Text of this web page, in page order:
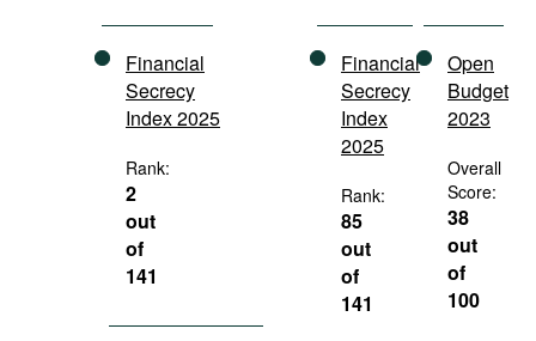
Financial
Secrecy
Index 2025
Rank:
2
out
of
141
Financial
Secrecy
Index
2025
Rank:
85
out
of
141
Open
Budget
2023
Overall
Score:
38
out
of
100